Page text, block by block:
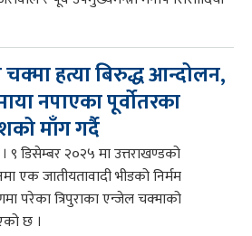
चक्मा हत्या बिरुद्ध आन्दोलन,
नपाएका पूर्वोतरका
माँग गर्दै
९ डिसेम्बर २०२५ मा उत्तराखण्डको
एक जातीयतावादी भीडको निर्मम
परेका त्रिपुराका एन्जेल चक्माको
छ ।